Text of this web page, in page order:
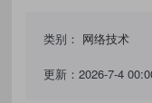
类别： 网络技术
更新：2026-7-4